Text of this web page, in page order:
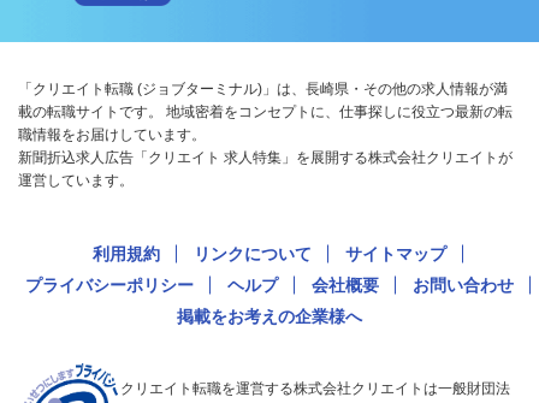
「クリエイト転職 (ジョブターミナル)」は、長崎県・その他の求人情報が満
載の転職サイトです。 地域密着をコンセプトに、仕事探しに役立つ最新の転
職情報をお届けしています。
新聞折込求人広告「クリエイト 求人特集」を展開する株式会社クリエイトが
運営しています。
利用規約 リンクについて
サイトマップ
プライバシーポリシー
ヘルプ 会社概要
お問い合わせ
掲載をお考えの企業様へ
クリエイト転職を運営する株式会社クリエイトは一般財団法